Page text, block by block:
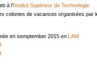
à l'Institut Supérieur de Technologie
colonies de vacances organisées par
en semptember 2015 en
LAM